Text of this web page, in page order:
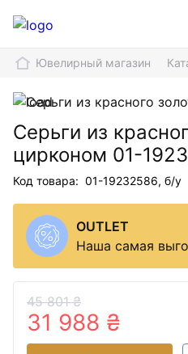
Ювелирный магазин
Серьги из
цирконом 01-
Код товара: 01-19232586, б/у
OUTLET
Наша самая
45 801 ₴
31 988 ₴